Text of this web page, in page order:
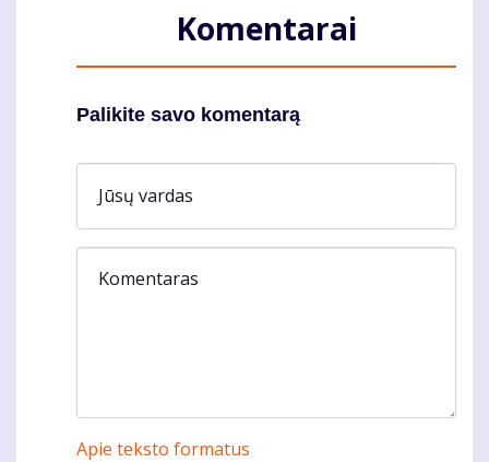
Komentarai
Palikite savo komentarą
Jūsų vardas
Komentaras
Apie teksto formatus